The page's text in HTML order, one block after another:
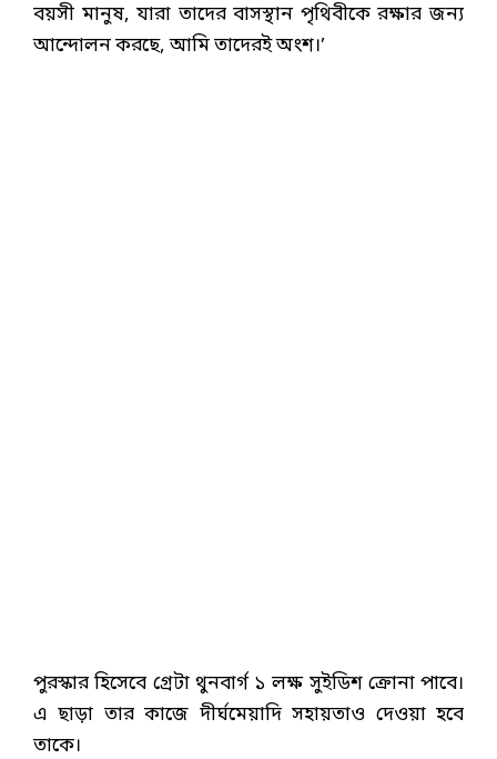
বয়সী মানুষ, যারা তাদের বাসস্থান পৃথিবীকে রক্ষার জন্য
আন্দোলন করছে, আমি তাদেরই অংশ।’
পুরস্কার হিসেবে গ্রেটা থুনবার্গ ১ লক্ষ সুইডিশ ক্রোনা পাবে।
এ ছাড়া তার কাজে দীর্ঘমেয়াদি সহায়তাও দেওয়া হবে
তাকে।